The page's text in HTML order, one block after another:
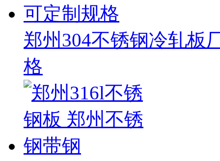
郑州304不锈钢冷轧板
格